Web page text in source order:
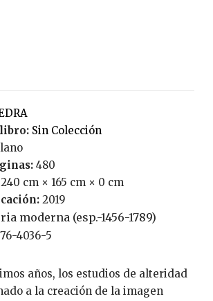
Sin Colección
480
240 cm × 165 cm × 0 cm
2019
moderna (esp.-1456-1789)
4036-5
a la creación de la imagen